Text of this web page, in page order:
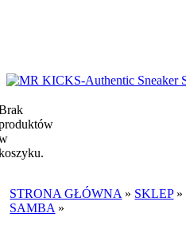
STRONA GŁÓWNA » SKLEP»
SAMBA »